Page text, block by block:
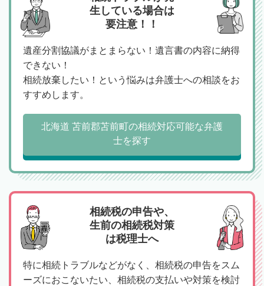
生している場合は
要注意！！
遺産分割協議がまとまらない！遺言書の内容に納得
できない！
相続放棄したい！という悩みは弁護士への相談をお
すすめします。
北海道 苫前郡苫前町の相続対応可能な弁護
士を探す
相続税の申告や、
生前の相続税対策
は税理士へ
特に相続トラブルなどがなく、相続税の申告をスム
ーズにおこないたい、相続税の支払いや対策を検討